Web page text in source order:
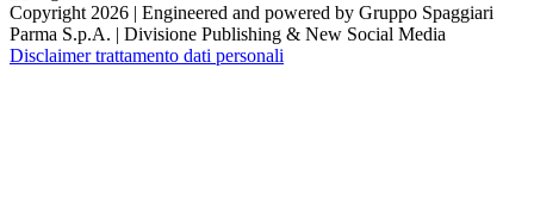
Copyright 2026 | Engineered and powered by Gruppo Spaggiari
Parma S.p.A. | Divisione Publishing & New Social Media
Disclaimer trattamento dati personali